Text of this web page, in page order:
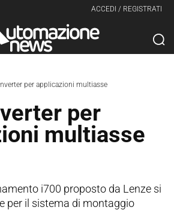
ACCEDI / REGISTRATI
per applicazioni multiasse
per
multiasse
i700 proposto da Lenze si
per il sistema di montaggio